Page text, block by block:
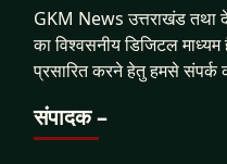
GKM News उत्तराखंड तथा
का विश्वसनीय डिजिटल
प्रसारित करने हेतु हमसे संपर्क
संपादक –